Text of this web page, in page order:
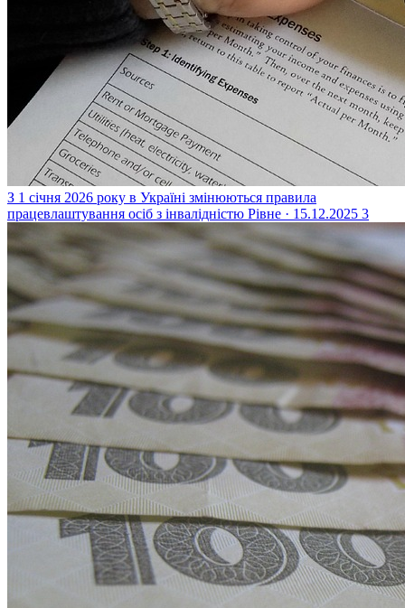
З 1 січня 2026 року в Україні змінюються правила
працевлаштування осіб з інвалідністю Рівне · 15.12.2025 3